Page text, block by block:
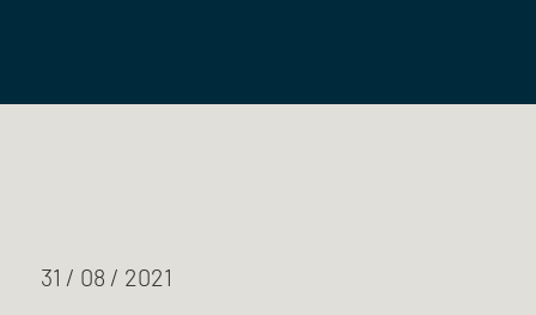
31 / 08 / 2021